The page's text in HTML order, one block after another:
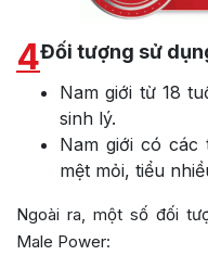
4Đối tượng sử
Nam giới từ 18
sinh lý.
Nam giới có các
mệt mỏi, tiểu
Ngoài ra, một số đối
Male Power: